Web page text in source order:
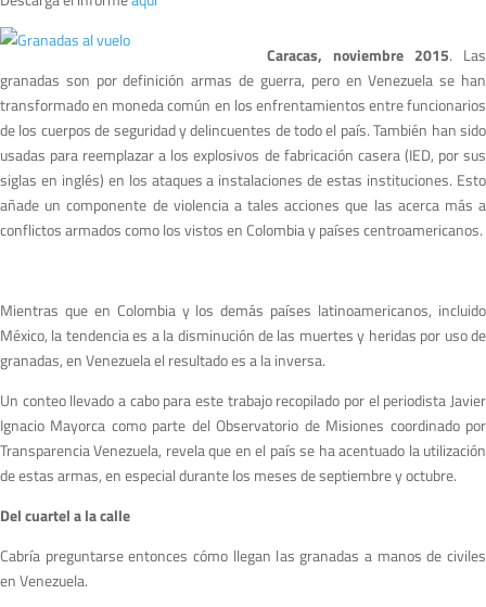
Caracas, noviembre 2015. Las
granadas son por definición armas de guerra, pero en Venezuela se han
transformado en moneda común en los enfrentamientos entre funcionarios
de los cuerpos de seguridad y delincuentes de todo el país. También han sido
usadas para reemplazar a los explosivos de fabricación casera (IED, por sus
siglas en inglés) en los ataques a instalaciones de estas instituciones. Esto
añade un componente de violencia a tales acciones que las acerca más a
conflictos armados como los vistos en Colombia y países centroamericanos.
Mientras que en Colombia y los demás países latinoamericanos, incluido
México, la tendencia es a la disminución de las muertes y heridas por uso de
granadas, en Venezuela el resultado es a la inversa.
Un conteo llevado a cabo para este trabajo recopilado por el periodista Javier
Ignacio Mayorca como parte del Observatorio de Misiones coordinado por
Transparencia Venezuela, revela que en el país se ha acentuado la utilización
de estas armas, en especial durante los meses de septiembre y octubre.
Del cuartel a la calle
Cabría preguntarse entonces cómo llegan las granadas a manos de civiles
en Venezuela.